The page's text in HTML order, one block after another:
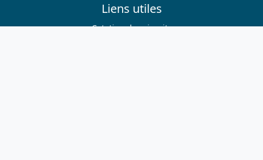
Liens utiles
Cotation des circuits